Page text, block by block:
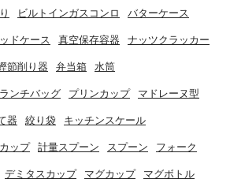
ビルトインガスコンロ バターケース
ドケース 真空保存容器 ナッツクラッカー
節削り器 弁当箱 水筒
ランチバッグ プリンカップ マドレーヌ型
器 絞り袋 キッチンスケール
ップ 計量スプーン スプーン フォーク
デミタスカップ マグカップ マグボトル